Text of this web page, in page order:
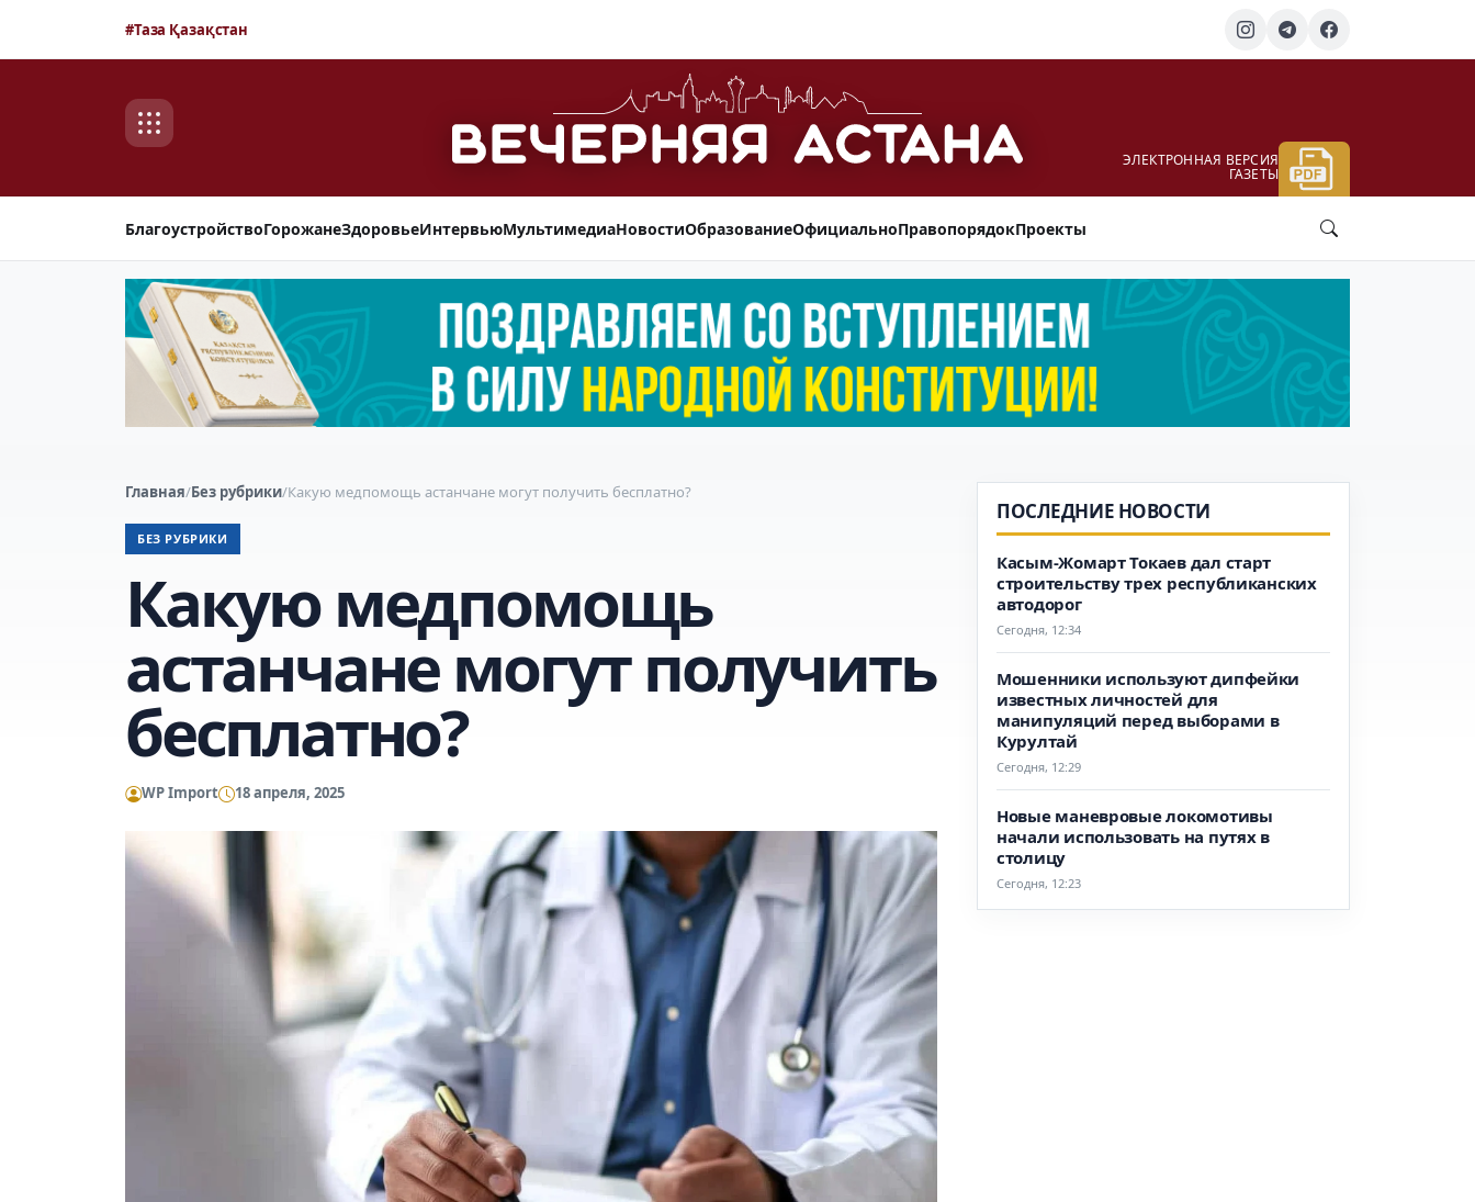
#Таза Қазақстан
ЭЛЕКТРОННАЯ ВЕРСИЯ
ГАЗЕТЫ
БлагоустройствоГорожанеЗдоровьеИнтервьюМультимедиаНовостиОбразованиеОфициальноПравопорядокПроекты
Главная/Без рубрики/Какую медпомощь астанчане могут получить бесплатно?
БЕЗ РУБРИКИ
Какую медпомощь
астанчане могут получить
бесплатно?
WP Import 18 апреля, 2025
ПОСЛЕДНИЕ НОВОСТИ
Касым-Жомарт Токаев дал старт
строительству трех республиканских
автодорог
Сегодня, 12:34
Мошенники используют дипфейки
известных личностей для
манипуляций перед выборами в
Курултай
Сегодня, 12:29
Новые маневровые локомотивы
начали использовать на путях в
столицу
Сегодня, 12:23